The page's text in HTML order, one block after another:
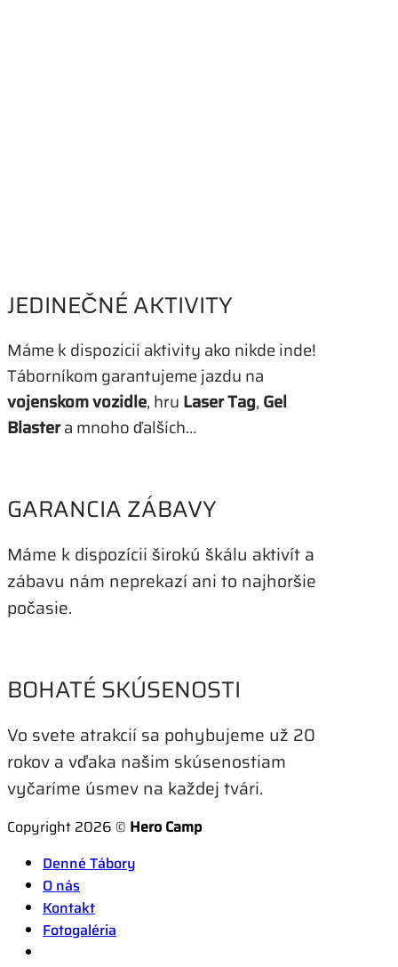
JEDINEČNÉ AKTIVITY
Máme k dispozicií aktivity ako nikde inde!
Táborníkom garantujeme jazdu na
vojenskom vozidle, hru Laser Tag, Gel
Blastera mnoho ďalších…
GARANCIA ZÁBAVY
Máme k dispozícii širokú škálu aktivít a
zábavu nám neprekazí ani to najhoršie
počasie.
BOHATÉ SKÚSENOSTI
Vo svete atrakcií sa pohybujeme už 20
rokov a vďaka našim skúsenostiam
vyčaríme úsmev na každej tvári.
Copyright 2026 © Hero Camp
Denné Tábory
O nás
Kontakt
Fotogaléria